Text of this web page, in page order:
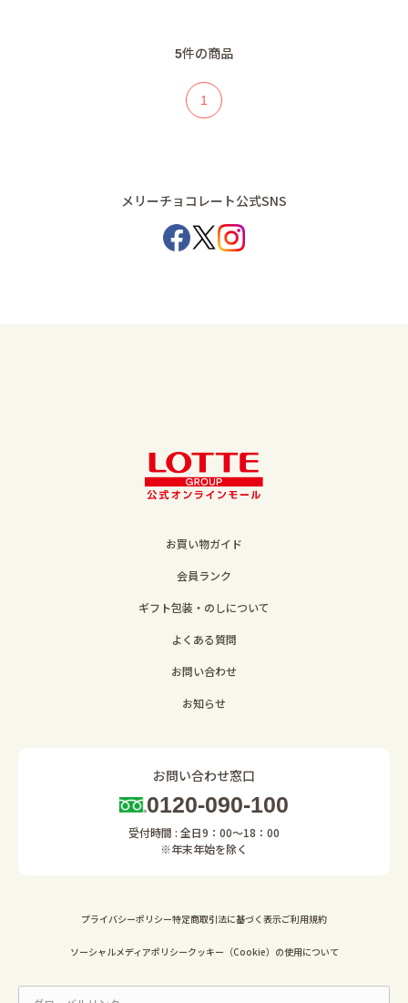
5件の商品
1
メリーチョコレート公式SNS
お買い物ガイド
会員ランク
ギフト包装・のしについて
よくある質問
お問い合わせ
お知らせ
お問い合わせ窓口
0120-090-100
受付時間 : 全日9：00～18：00
※年末年始を除く
プライバシーポリシー特定商取引法に基づく表示ご利用規約
ソーシャルメディアポリシークッキー（Cookie）の使用について